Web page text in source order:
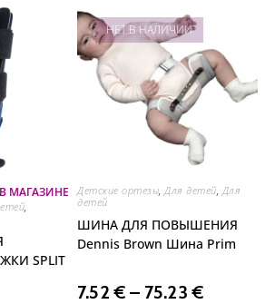
МАГАЗИНЕ НА ОЗЕРЕ
SPLIT
НЕТ В НАЛИЧИИ
Детские ортезы Для детей Для
детей
ШИНА ДЛЯ ПОВЫШЕНИЯ
Dennis Brown Шина Prim
7.52€ – 75.23€